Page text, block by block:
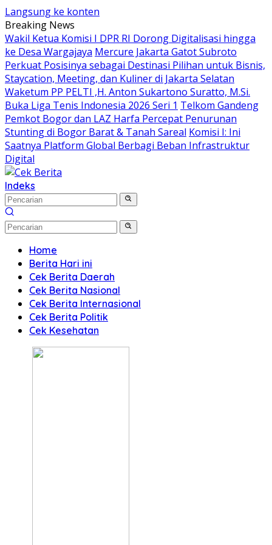
Langsung ke konten
Breaking News
Wakil Ketua Komisi I DPR RI Dorong Digitalisasi hingga
ke Desa Wargajaya Mercure Jakarta Gatot Subroto
Perkuat Posisinya sebagai Destinasi Pilihan untuk Bisnis,
Staycation, Meeting, dan Kuliner di Jakarta Selatan
Waketum PP PELTI ,H. Anton Sukartono Suratto, M.Si.
Buka Liga Tenis Indonesia 2026 Seri 1 Telkom Gandeng
Pemkot Bogor dan LAZ Harfa Percepat Penurunan
Stunting di Bogor Barat & Tanah Sareal Komisi I: Ini
Saatnya Platform Global Berbagi Beban Infrastruktur
Digital
Indeks
Home
Berita Hari ini
Cek Berita Daerah
Cek Berita Nasional
Cek Berita Internasional
Cek Berita Politik
Cek Kesehatan